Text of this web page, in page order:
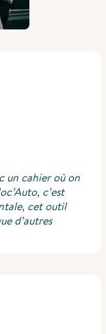
un cahier où on
c’est
cet outil
d’autres